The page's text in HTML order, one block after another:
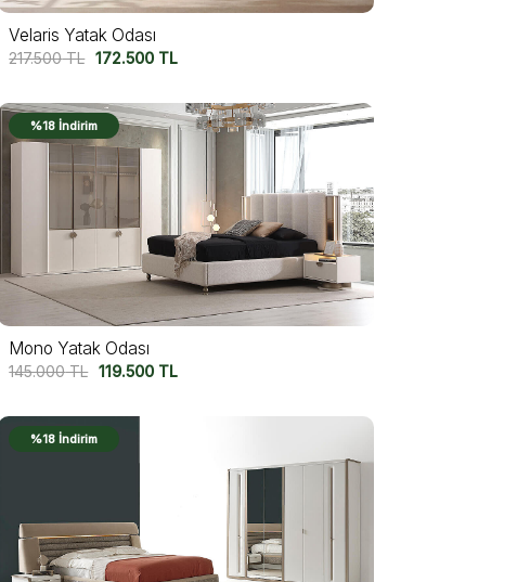
Velaris Yatak Odası
217.500TL 172.500 TL
%18 İndirim
Mono Yatak Odası
145.000TL 119.500 TL
%18 İndirim